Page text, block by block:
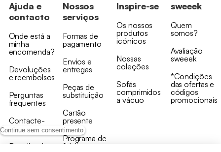
Continue sem consentimento
Ajuda e
contacto
Onde está a
minha
encomenda?
Devoluções
e reembolsos
Perguntas
frequentes
Contacte-
nos
Recolha de
Nossos
serviços
Formas de
pagamento
Envios e
entregas
Peças de
substituição
Cartão
presente
Programa de
fidelizaçao
Inspire-se
Os nossos
produtos
icónicos
Nossas
coleções
Sofás
comprimidos
a vácuo
sweeek
Quem
somos?
Avaliação
sweeek
*Condições
das ofertas e
códigos
promocionais